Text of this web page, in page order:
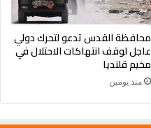
محافظة القدس تدعو لتحرك دولي
عاجل لوقف انتهاكات الاحتلال في
مخيم قلنديا
منذ يومين